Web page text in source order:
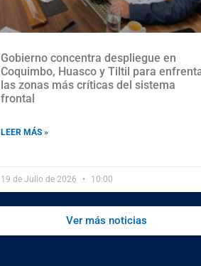
Gobierno concentra despliegue en
Coquimbo, Huasco y Tiltil para
las zonas más críticas del sistema
frontal
LEER MÁS »
19 de Julio de 2026 10:00
Ver más noticias